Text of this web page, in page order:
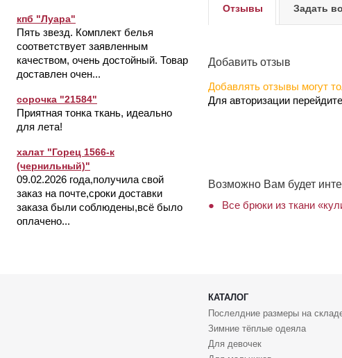
кпб "Луара"
Пять звезд. Комплект белья
соответствует заявленным
качеством, очень достойный. Товар
доставлен очен...
сорочка "21584"
Приятная тонка ткань, идеально
для лета!
халат "Горец 1566-к
(чернильный)"
09.02.2026 года,получила свой
заказ на почте,сроки доставки
заказа были соблюдены,всё было
оплачено...
Отзывы Задать
Добавить отзыв
Добавлять отзывы могут
Для авторизации перейдите
Возможно Вам будет
Все брюки из ткани
КАТАЛОГ
Послелдние размеры на
Зимние тёплые одеяла
Для девочек